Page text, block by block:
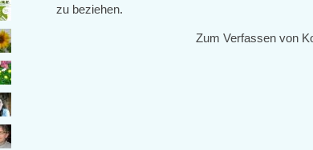
zu beziehen.
Zum Verfassen von